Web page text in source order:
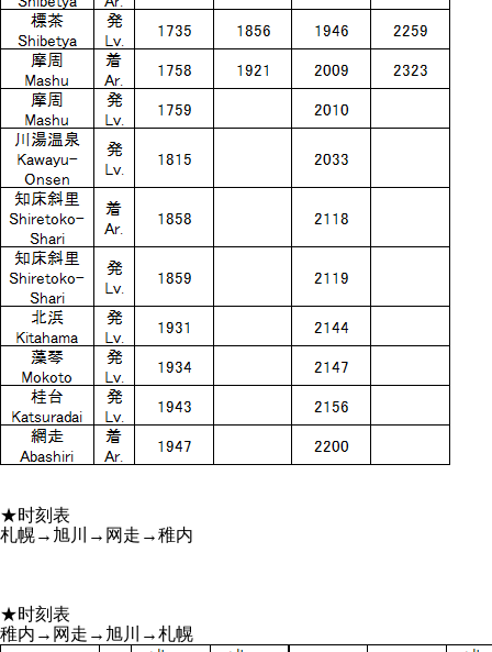
★时刻表
札幌→旭川→网走→稚内
★时刻表
稚内→网走→旭川→札幌